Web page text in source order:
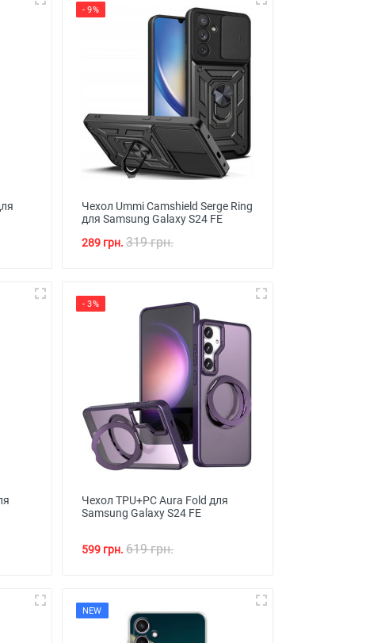
- 9%
Чехол Ummi Camshield Serge Ring
для Samsung Galaxy S24 FE
289 грн. 319 грн.
- 3%
Чехол TPU+PC Aura Fold для
Samsung Galaxy S24 FE
599 грн. 619 грн.
NEW